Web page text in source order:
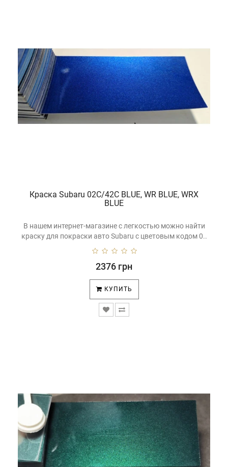
Акриловая краска используется вместе с
акриловым
отвердителеми наносится в однослойной системе покраски.
выкрасками из колорбокса.
автомобильныхлаков,грунтовок,шпатлевокивсего
необходимого
для подготовки и покраски авто.
Также у нас можно заказать:Реставрационный
наборили аэрозольный баллонс необходимым Вам цветом
краски для
Subaru.
Краска Subaru 02C/42C BLUE, WR BLUE, WRX
BLUE
В нашем интернет-магазине с легкостью можно найти
краску для покраски авто Subaru с цветовым кодом 0..
2376 грн
КУПИТЬ